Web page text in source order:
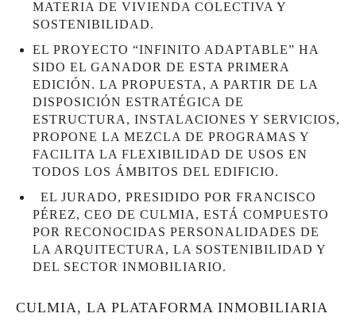
MATERIA DE VIVIENDA COLECTIVA Y
SOSTENIBILIDAD.
EL PROYECTO “INFINITO ADAPTABLE” HA
SIDO EL GANADOR DE ESTA PRIMERA
EDICIÓN. LA PROPUESTA, A PARTIR DE LA
DISPOSICIÓN ESTRATÉGICA DE
ESTRUCTURA, INSTALACIONES Y SERVICIOS,
PROPONE LA MEZCLA DE PROGRAMAS Y
FACILITA LA FLEXIBILIDAD DE USOS EN
TODOS LOS ÁMBITOS DEL EDIFICIO.
EL JURADO, PRESIDIDO POR FRANCISCO
PÉREZ, CEO DE CULMIA, ESTÁ COMPUESTO
POR RECONOCIDAS PERSONALIDADES DE
LA ARQUITECTURA, LA SOSTENIBILIDAD Y
DEL SECTOR INMOBILIARIO.
CULMIA, LA PLATAFORMA INMOBILIARIA